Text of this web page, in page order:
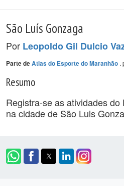
São Luís Gonzaga
Por Leopoldo Gil Dulcio
Parte deAtlas do Esporte do Maranhão .
Resumo
Registra-se as atividades
na cidade de São Luis